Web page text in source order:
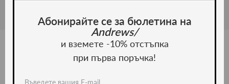
Абонирайте се за бюлетина на
Andrews/
и вземете -10% отстъпка
при първа поръчка!